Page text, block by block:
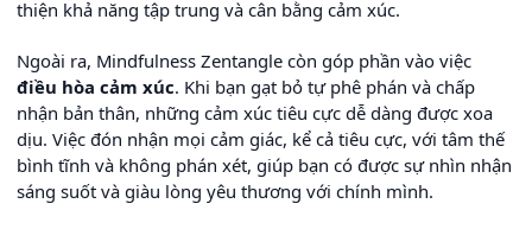
thiện khả năng tập trung và cân bằng cảm xúc.
Ngoài ra, Mindfulness Zentangle còn góp phần vào việc
điều hòa cảm xúc. Khi bạn gạt bỏ tự phê phán và chấp
nhận bản thân, những cảm xúc tiêu cực dễ dàng được xoa
dịu. Việc đón nhận mọi cảm giác, kể cả tiêu cực, với tâm thế
bình tĩnh và không phán xét, giúp bạn có được sự nhìn nhận
sáng suốt và giàu lòng yêu thương với chính mình.